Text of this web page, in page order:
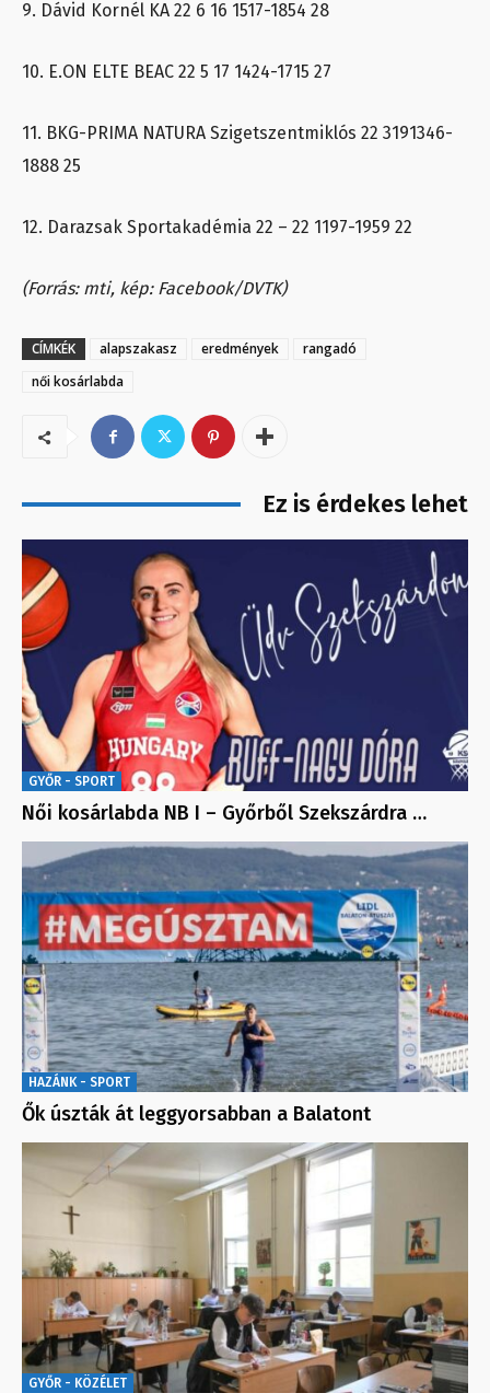
9. Dávid Kornél KA 22 6 16 1517-1854 28
10. E.ON ELTE BEAC 22 5 17 1424-1715 27
11. BKG-PRIMA NATURA Szigetszentmiklós 22 3191346-
1888 25
12. Darazsak Sportakadémia 22 – 22 1197-1959 22
(Forrás: mti, kép: Facebook/DVTK)
CÍMKÉK alapszakasz eredmények
rangadó
női kosárlabda
Ez is érdekes lehet
GYŐR - SPORT
Női kosárlabda NB I – Győrből Szekszárdra …
HAZÁNK - SPORT
Ők úszták át leggyorsabban a Balatont
GYŐR - KÖZÉLET